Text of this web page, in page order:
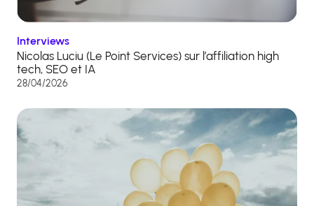
Interviews
Nicolas Luciu (Le Point Services) sur l’affiliation high
tech, SEO et IA
28/04/2026